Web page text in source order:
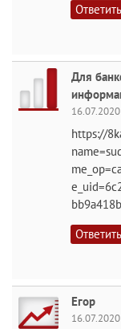
Ответить
Для
https://
Ответить
Егор